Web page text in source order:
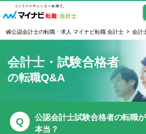
公認会計士の求人
監査法人の求人
公認会計士の転職・求人 マイナビ転職 会計士 会計
会計士・試験合格者
の転職Q&A
Q
公認会計士試験合格者の転職
本当？